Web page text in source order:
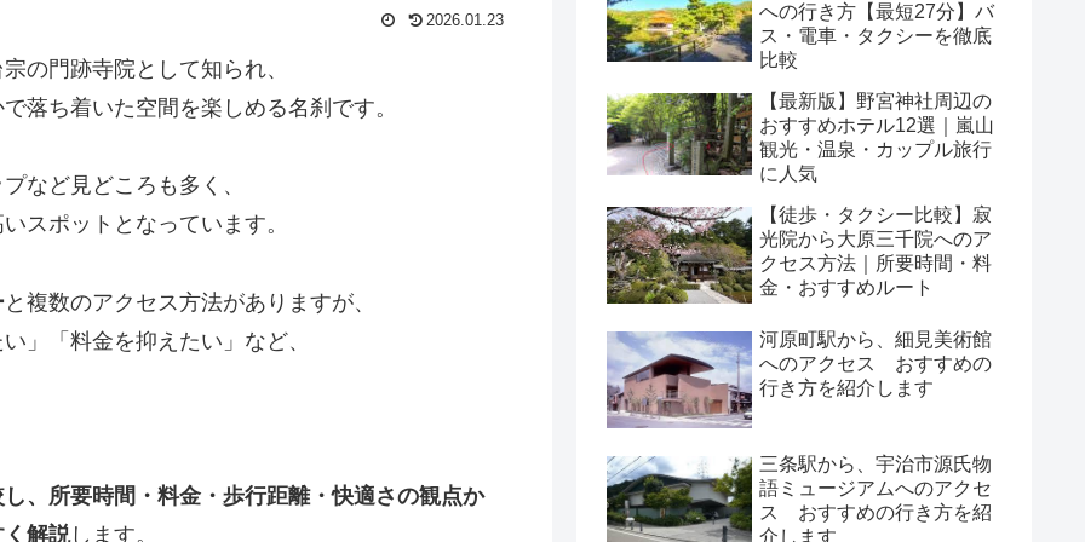
2026.01.23
の門跡寺院として知られ、
落ち着いた空間を楽しめる名刹です。
など見どころも多く、
スポットとなっています。
と複数のアクセス方法がありますが、
」「料金を抑えたい」など、
、所要時間・料金・歩行距離・快適さの観点か
解説します。
への行き方【最短27分】バ
ス・電車・タクシーを徹底
比較
【最新版】野宮神社周辺の
おすすめホテル12選｜嵐山
観光・温泉・カップル旅行
に人気
【徒歩・タクシー比較】寂
光院から大原三千院へのア
クセス方法｜所要時間・料
金・おすすめルート
河原町駅から、細見美術館
へのアクセス おすすめの
行き方を紹介します
三条駅から、宇治市源氏物
語ミュージアムへのアクセ
ス おすすめの行き方を紹
介します